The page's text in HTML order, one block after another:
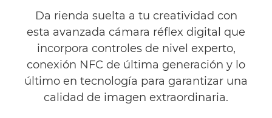
No Sellers Found
Da rienda suelta a tu creatividad con
esta avanzada cámara réflex digital que
incorpora controles de nivel experto,
conexión NFC de última generación y lo
último en tecnología para garantizar una
calidad de imagen extraordinaria.